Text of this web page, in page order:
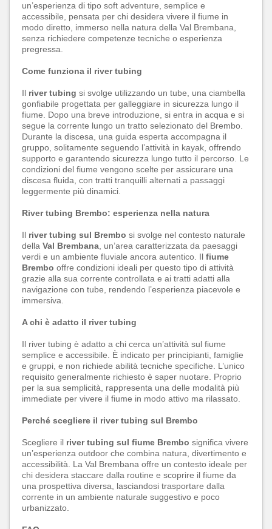
un’esperienza di tipo soft adventure, semplice e
accessibile, pensata per chi desidera vivere il fiume in
modo diretto, immerso nella natura della Val Brembana,
senza richiedere competenze tecniche o esperienza
pregressa.
Come funziona il river tubing
Il river tubing si svolge utilizzando un tube, una ciambella
gonfiabile progettata per galleggiare in sicurezza lungo il
fiume. Dopo una breve introduzione, si entra in acqua e si
segue la corrente lungo un tratto selezionato del Brembo.
Durante la discesa, una guida esperta accompagna il
gruppo, solitamente seguendo l’attività in kayak, offrendo
supporto e garantendo sicurezza lungo tutto il percorso. Le
condizioni del fiume vengono scelte per assicurare una
discesa fluida, con tratti tranquilli alternati a passaggi
leggermente più dinamici.
River tubing Brembo: esperienza nella natura
Il river tubing sul Brembo si svolge nel contesto naturale
della Val Brembana , un’area caratterizzata da paesaggi
verdi e un ambiente fluviale ancora autentico. Il fiume
Brembo offre condizioni ideali per questo tipo di attività
grazie alla sua corrente controllata e ai tratti adatti alla
navigazione con tube, rendendo l’esperienza piacevole e
immersiva.
A chi è adatto il river tubing
Il river tubing è adatto a chi cerca un’attività sul fiume
semplice e accessibile. È indicato per principianti, famiglie
e gruppi, e non richiede abilità tecniche specifiche. L’unico
requisito generalmente richiesto è saper nuotare. Proprio
per la sua semplicità, rappresenta una delle modalità più
immediate per vivere il fiume in modo attivo ma rilassato.
Perché scegliere il river tubing sul Brembo
Scegliere il river tubing sul fiume Brembo significa vivere
un’esperienza outdoor che combina natura, divertimento e
accessibilità. La Val Brembana offre un contesto ideale per
chi desidera staccare dalla routine e scoprire il fiume da
una prospettiva diversa, lasciandosi trasportare dalla
corrente in un ambiente naturale suggestivo e poco
urbanizzato.